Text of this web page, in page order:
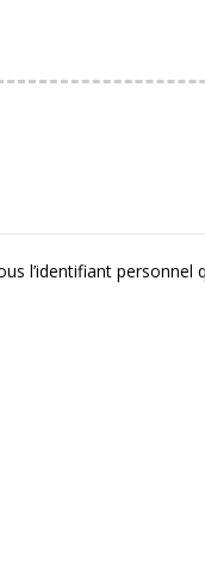
l’identifiant personnel